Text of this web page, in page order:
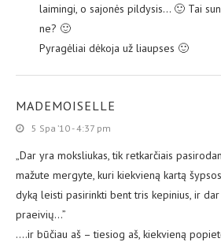
laimingi, o sajonės pildysis… 🙂 Tai
ne? 🙂
Pyragėliai dėkoja už liaupses 🙂
MADEMOISELLE
5 Spa ’10 - 4:37 pm
„Dar yra moksliukas, tik retkarčiais
mažute mergyte, kuri kiekvieną kartą
dyką leisti pasirinkti bent tris kepinius, ir
praeivių…”
….ir būčiau aš – tiesiog aš, kiekvieną